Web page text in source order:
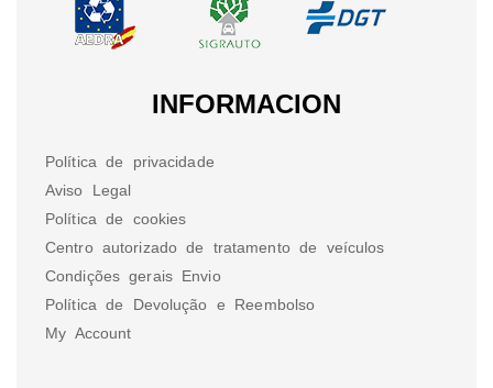
INFORMACION
Política de privacidade
Aviso Legal
Política de cookies
Centro autorizado de tratamento de veículos
Condições gerais Envio
Política de Devolução e Reembolso
My Account